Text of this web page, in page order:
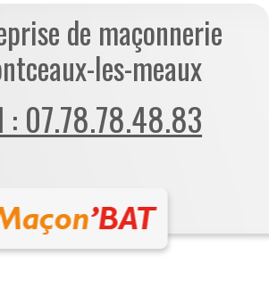
de maçonnerie
les-meaux
: 07.78.78.48.83